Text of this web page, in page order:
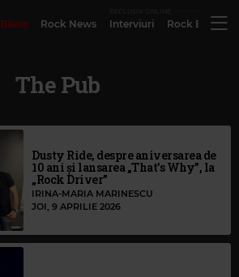
Bilete Rock News Interviuri Rock
The Pub
Dusty Ride, despre aniversarea de
10 ani și lansarea „That's Why”, la
„Rock Driver”
IRINA-MARIA MARINESCU
JOI, 9 APRILIE 2026